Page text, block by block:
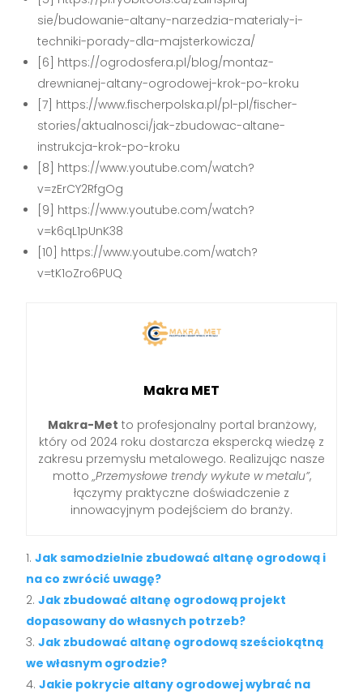
sie/budowanie-altany-narzedzia-materialy-i-
techniki-porady-dla-majsterkowicza/
[6] https://ogrodosfera.pl/blog/montaz-
drewnianej-altany-ogrodowej-krok-po-kroku
[7] https://www.fischerpolska.pl/pl-pl/fischer-
stories/aktualnosci/jak-zbudowac-altane-
instrukcja-krok-po-kroku
[8] https://www.youtube.com/watch?
v=zErCY2RfgOg
[9] https://www.youtube.com/watch?
v=k6qL1pUnK38
[10] https://www.youtube.com/watch?
v=tK1oZro6PUQ
Makra MET
Makra-Met to profesjonalny portal branżowy,
który od 2024 roku dostarcza ekspercką wiedzę z
zakresu przemysłu metalowego. Realizując nasze
motto„Przemysłowe trendy wykute w metalu”,
łączymy praktyczne doświadczenie z
innowacyjnym podejściem do branży.
Jak samodzielnie zbudować altanę ogrodową i
na co zwrócić uwagę?
Jak zbudować altanę ogrodową projekt
dopasowany do własnych potrzeb?
Jak zbudować altanę ogrodową sześciokątną
we własnym ogrodzie?
Jakie pokrycie altany ogrodowej wybrać na